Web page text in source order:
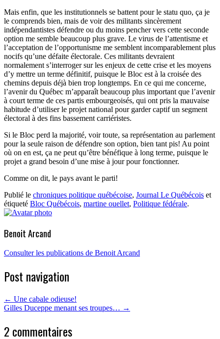
Mais enfin, que les institutionnels se battent pour le statu quo, ça je
le comprends bien, mais de voir des militants sincèrement
indépendantistes défendre ou du moins pencher vers cette seconde
option me semble beaucoup plus grave. Le virus de l’attentisme et
l’acceptation de l’opportunisme me semblent incomparablement plus
nocifs qu’une défaite électorale. Ces militants devraient
normalement s’interroger sur les enjeux de cette crise et les moyens
d’y mettre un terme définitif, puisque le Bloc est à la croisée des
chemins depuis déjà bien trop longtemps. En ce qui me concerne,
l’avenir du Québec m’apparaît beaucoup plus important que l’avenir
à court terme de ces partis embourgeoisés, qui ont pris la mauvaise
habitude d’utiliser le projet national pour garder captif un segment
électoral à des fins bassement carriéristes.
Si le Bloc perd la majorité, voir toute, sa représentation au parlement
pour la seule raison de défendre son option, bien tant pis! Au point
où on en est, ça ne peut qu’être bénéfique à long terme, puisque le
projet a grand besoin d’une mise à jour pour fonctionner.
Comme on dit, le pays avant le parti!
Publié le chroniques politique québécoise, Journal Le Québécois et
étiqueté Bloc Québécois, martine ouellet, Politique fédérale.
Benoit Arcand
Consulter les publications de Benoit Arcand
Post navigation
← Une cabale odieuse!
Gilles Duceppe menant ses troupes… →
2 commentaires